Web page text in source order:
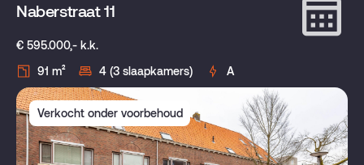
Naberstraat 11
€ 595.000,- k.k.
91 m²
4 (3 slaapkamers) A
Verkocht onder voorbehoud